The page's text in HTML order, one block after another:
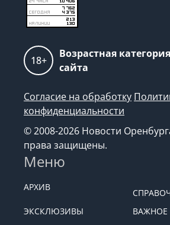
18+
Возрастная категория
сайта
Согласие на обработку
конфиденциальности
© 2008-2026 Новости
права защищены.
Меню
АРХИВ
ЭКСКЛЮЗИВЫ
ВАЖНОЕ